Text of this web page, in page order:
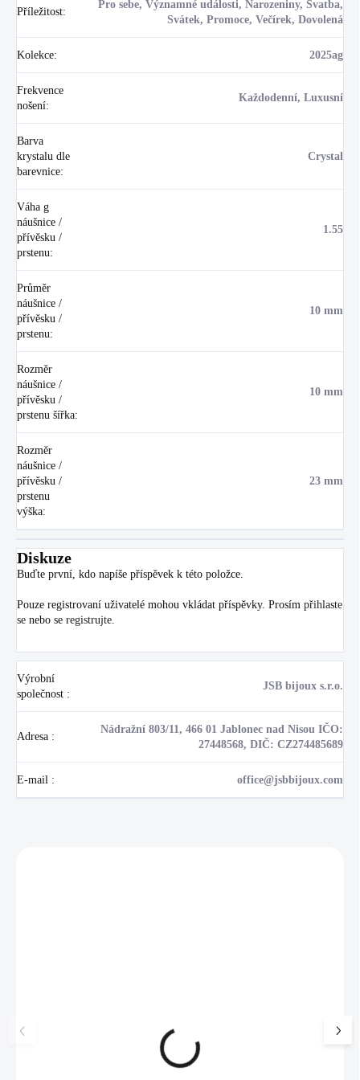
Příležitost:
Pro sebe, Významné události, Narozeniny, Svatba,
Svátek, Promoce, Večírek, Dovolená
Kolekce: 2025ag
Frekvence
nošení:
Každodenní, Luxusní
Barva
krystalu dle
barevnice:
Crystal
Váha g
náušnice /
přívěsku /
prstenu:
1.55
Průměr
náušnice /
přívěsku /
prstenu:
10 mm
Rozměr
náušnice /
přívěsku /
prstenu šířka:
10 mm
Rozměr
náušnice /
přívěsku /
prstenu
výška:
23 mm
Diskuze
Buďte první, kdo napíše příspěvek k této položce.
Pouze registrovaní uživatelé mohou vkládat příspěvky. Prosím přihlaste
se nebo se registrujte
Výrobní
společnost :
JSB bijoux s.r.o.
Adresa :
Nádražní 803/11, 466 01 Jablonec nad Nisou IČO:
27448568, DIČ: CZ274485689
E-mail : office@jsbbijoux.com